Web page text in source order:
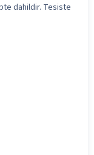
dahildir. Tesiste